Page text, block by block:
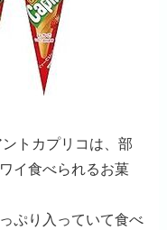
トカプリコは、部
イ食べられるお菓
ぷり入っていて食べ